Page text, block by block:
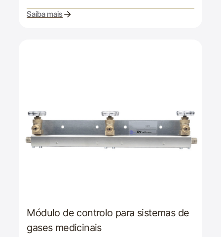
Saiba mais
Módulo de controlo para sistemas de
gases medicinais